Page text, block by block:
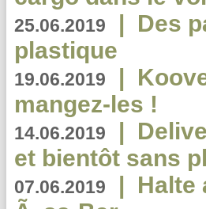
25.06.2019 | Des
plastique
19.06.2019 |
mangez-les !
14.06.2019 |
et bientôt sans
07.06.2019 | Halte